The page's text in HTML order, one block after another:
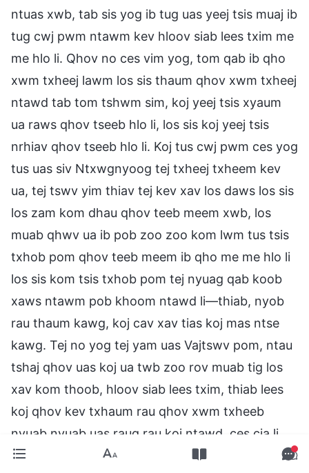
ntuas xwb, tab sis yog ib tug uas yeej tsis muaj ib
tug cwj pwm ntawm kev hloov siab lees txim me
me hlo li. Qhov no ces vim yog, tom qab ib qho
xwm txheej lawm los sis thaum qhov xwm txheej
ntawd tab tom tshwm sim, koj yeej tsis xyaum
ua raws qhov tseeb hlo li, los sis koj yeej tsis
nrhiav qhov tseeb hlo li. Koj tus cwj pwm ces yog
tus uas siv Ntxwgnyoog tej txheej txheem kev
ua, tej tswv yim thiav tej kev xav los daws los sis
los zam kom dhau qhov teeb meem xwb, los
muab qhwv ua ib pob zoo zoo kom lwm tus tsis
txhob pom qhov teeb meem ib qho me me hlo li
los sis kom tsis txhob pom tej nyuag qab koob
xaws ntawm pob khoom ntawd li—thiab, nyob
rau thaum kawg, koj cav xav tias koj mas ntse
kawg. Tej no yog tej yam uas Vajtswv pom, ntau
tshaj qhov uas koj ua twb zoo rov muab tig los
xav kom thoob, hloov siab lees txim, thiab lees
koj qhov kev txhaum rau qhov xwm txheeb
nyuab nyuab uas raug rau koj ntawd, ces cia li
mus nrhiav qhov tseeb thiab xyaum ua raws